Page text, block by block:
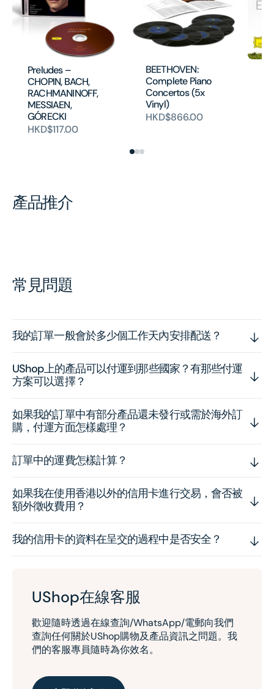
Preludes –
CHOPIN, BACH,
RACHMANINOFF,
MESSIAEN,
GÓRECKI
HKD$117.00
BEETHOVEN:
Complete Piano
Concertos (5x
Vinyl)
HKD$866.00
產品推介
常見問題
我的訂單一般會於多少個工作天內安排配送？
UShop上的產品可以付運到那些國家？有那些付運
方案可以選擇？
如果我的訂單中有部分產品還未發行或需於海外訂
購，付運方面怎樣處理？
訂單中的運費怎樣計算？
如果我在使用香港以外的信用卡進行交易，會否被
額外徵收費用？
我的信用卡的資料在呈交的過程中是否安全？
UShop在線客服
歡迎隨時透過在線查詢/WhatsApp/電郵向我們
查詢任何關於UShop購物及產品資訊之問題。我
們的客服專員隨時為你效名。